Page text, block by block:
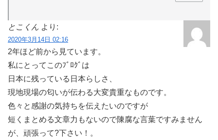
とこくん より:
2020年3月14日 02:16
2年ほど前から見ています。
私にとってこのﾌﾞﾛｸﾞは
日本に残っている日本らしさ、
現地現場の匂いが伝わる大変貴重なものです。
色々と感謝の気持ちを伝えたいのですが
短くまとめる文章力もないので陳腐な言葉ですみません
が、頑張って?下さい！。